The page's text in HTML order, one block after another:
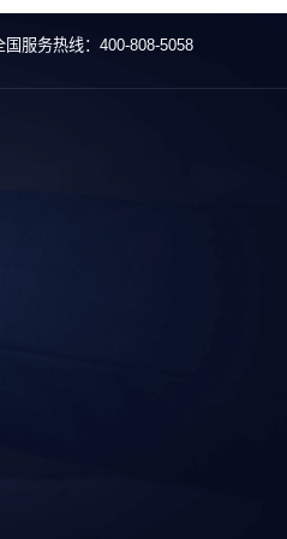
国服务热线：400-808-5058